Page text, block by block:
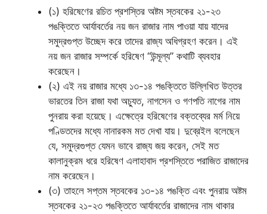
(১) হরিষেণের রচিত প্রশস্তির অষ্টম স্তবকের ২১-২৩
পঙক্তিতে আর্যাবর্তের নয় জন রাজার নাম পাওয়া যায় যাদের
সমুদ্রগুপ্ত উচ্ছেদ করে তাদের রাজ্য অধিগ্রহণ করেন। এই
নয় জন রাজার সম্পর্কে হরিষেণ “উন্মূল্য” কথাটি ব্যবহার
করেছেন।
(২) এই নয় রাজার মধ্যে ১৩-১৪ পঙক্তিতে উল্লিখিত উত্তর
ভারতের তিন রাজা যথা অচ্যুত, নাগসেন ও গণপতি নাগের নাম
পুনরায় করা হয়েছে। এক্ষেত্রে হরিষেণের বক্তব্যের মর্ম নিয়ে
পণ্ডিতদের মধ্যে নানারকম মত দেখা যায়। দুব্রেইল বলেছেন
যে, সমুদ্রগুপ্ত যেমন ভাবে রাজ্য জয় করেন, সেই মত
কালানুক্রম ধরে হরিষেণ এলাহাবাদ প্রশস্তিতে পরাজিত রাজাদের
নাম করেছেন।
(৩) তাহলে সপ্তম স্তবকের ১৩-১৪ পঙক্তি এবং পুনরায় অষ্টম
স্তবকের ২১-২৩ পঙক্তিতে আর্যাবর্তের রাজাদের নাম থাকার